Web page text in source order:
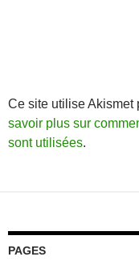
Ce site utilise Akismet
savoir plus sur
sont utilisées.
PAGES